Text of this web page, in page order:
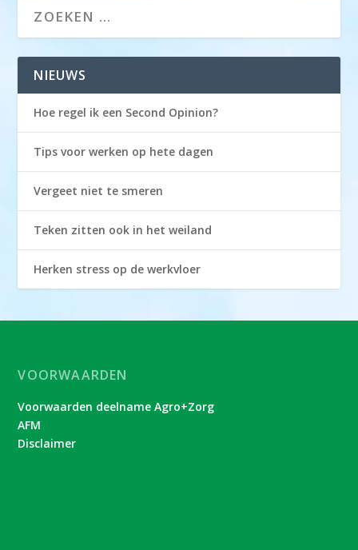
NIEUWS
Hoe regel ik een Second Opinion?
Tips voor werken op hete dagen
Vergeet niet te smeren
Teken zitten ook in het weiland
Herken stress op de werkvloer
VOORWAARDEN
Voorwaarden deelname Agro+Zorg
AFM
Disclaimer